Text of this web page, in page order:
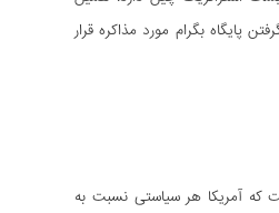
پایگاه بگرام مورد مذاکره قرار
که آمریکا هر سیاستی نسبت به